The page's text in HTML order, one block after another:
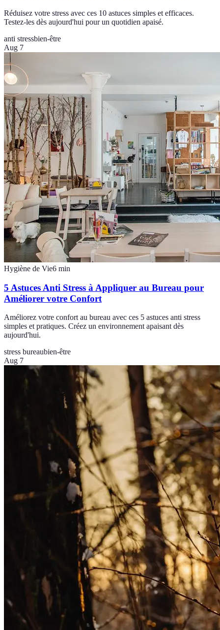
Réduisez votre stress avec ces 10 astuces simples et efficaces.
Testez-les dès aujourd'hui pour un quotidien apaisé.
anti stressbien-être
Aug 7
Hygiène de Vie6 min
5 Astuces Anti Stress à Appliquer au Bureau pour
Améliorer votre Confort
Améliorez votre confort au bureau avec ces 5 astuces anti stress
simples et pratiques. Créez un environnement apaisant dès
aujourd'hui.
stress bureaubien-être
Aug 7